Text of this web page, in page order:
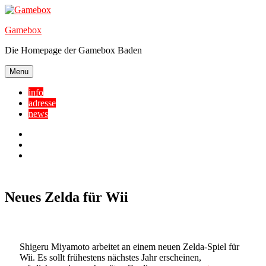
Skip
content
Gamebox
Die Homepage der Gamebox Baden
Menu
info
adresse
news
Neues Zelda für Wii
Shigeru Miyamoto arbeitet an einem neuen Zelda-Spiel für
Wii. Es sollt frühestens nächstes Jahr erscheinen,